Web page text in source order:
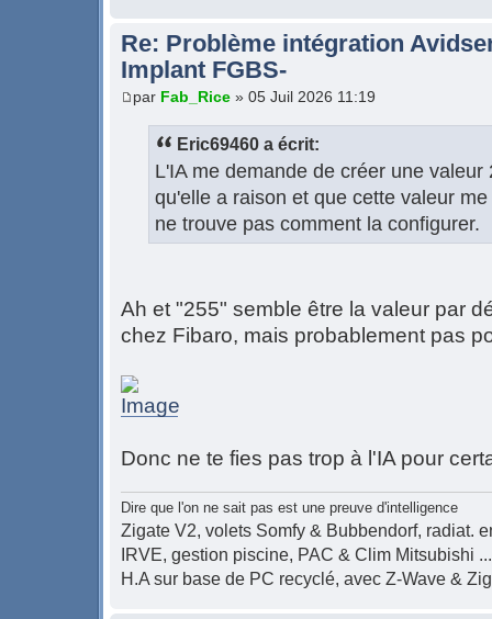
Re: Problème intégration
Implant FGBS-
par Fab_Rice » 05 Juil 2026 11:19
Eric69460 a écrit:
L'IA me demande de créer une
qu'elle a raison et que cette valeur
ne trouve pas comment la configurer.
Ah et "255" semble être la valeur par
chez Fibaro, mais probablement pas
Donc ne te fies pas trop à l'IA pour
Dire que l'on ne sait pas est une preuve d'intelligence
Zigate V2, volets Somfy & Bubbendorf, radiat.
IRVE, gestion piscine, PAC & Clim Mitsubishi ...
H.A sur base de PC recyclé, avec Z-Wave &